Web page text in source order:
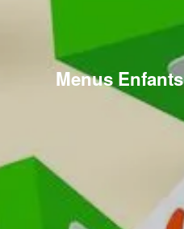
Menus Enfants